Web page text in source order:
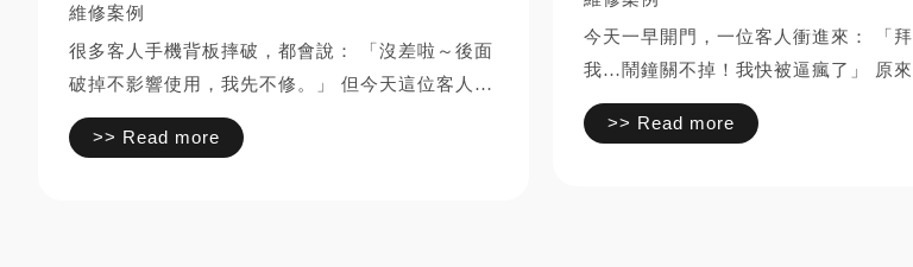
維修案例
很多客人手機背板摔破，都會說： 「沒差啦～後面
破掉不影響使用，我先不修。」 但今天這位客人，
就遇到那種「最壞的情況」 ⸻ 【打烊前 5 分
鐘，客人進來】 人還沒到，手機已經開始滴水在地
>> Read more
今天一早開門，一位客人衝進來： 「
我…鬧鐘關不掉！我快被逼瘋了」 原
時手機掉到地上， 撿起來想關鬧鐘，
幕完全不給按 鬧鐘一直瘋狂叫 人清醒
>> Read more